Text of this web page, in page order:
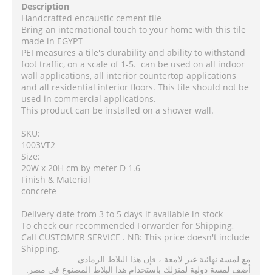
Description
Handcrafted encaustic cement tile
Bring an international touch to your home with this tile
made in EGYPT
PEI measures a tile's durability and ability to withstand
foot traffic, on a scale of 1-5. can be used on all indoor
wall applications, all interior countertop applications
and all residential interior floors. This tile should not be
used in commercial applications.
This product can be installed on a shower wall.
SKU:
1003VT2
Size:
20W x 20H cm by meter D 1.6
Finish & Material
concrete
Delivery date from 3 to 5 days if available in stock
To check our recommended Forwarder for Shipping,
Call CUSTOMER SERVICE . NB: This price doesn't include
Shipping.
مع لمسة نهائية غير لامعة ، فإن هذا البلاط
الرمادي
أضف لمسة دولية لمنزلك باستخدام هذا البلاط المصنوع في مصر